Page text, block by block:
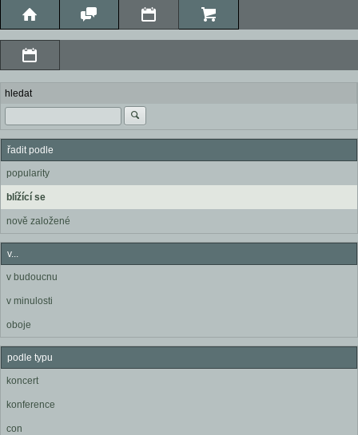
hledat
řadit podle
popularity
blížící se
nově založené
v...
v budoucnu
v minulosti
oboje
podle typu
koncert
konference
con